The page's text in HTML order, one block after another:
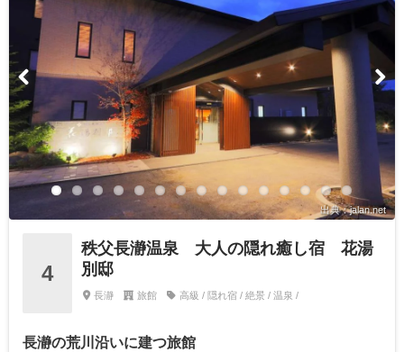
出典：jalan.net
4
秩父長瀞温泉 大人の隠れ癒し宿 花湯
別邸
長瀞 旅館 高級 / 隠れ宿 / 絶景 / 温泉 /
長瀞の荒川沿いに建つ旅館